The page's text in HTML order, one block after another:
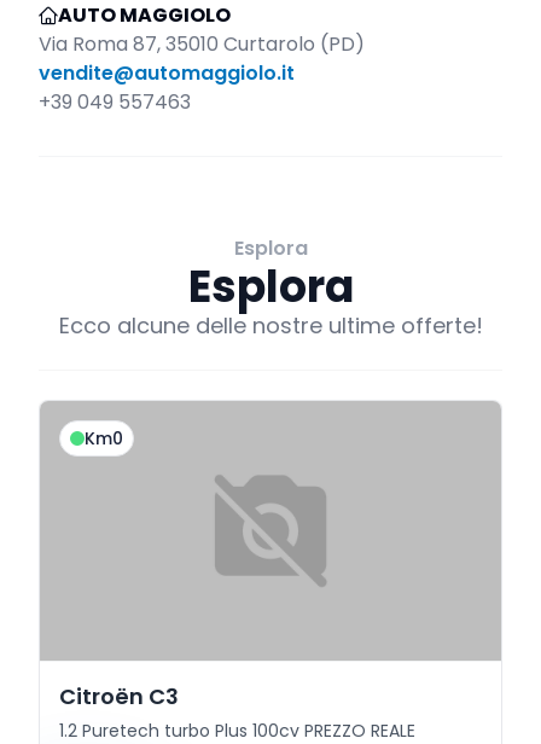
AUTO MAGGIOLO
Via Roma 87, 35010 Curtarolo (PD)
vendite@automaggiolo.it
+39 049 557463
Esplora
Esplora
Ecco alcune delle nostre ultime offerte!
Km0
Citroën C3
1.2 Puretech turbo Plus 100cv PREZZO REALE